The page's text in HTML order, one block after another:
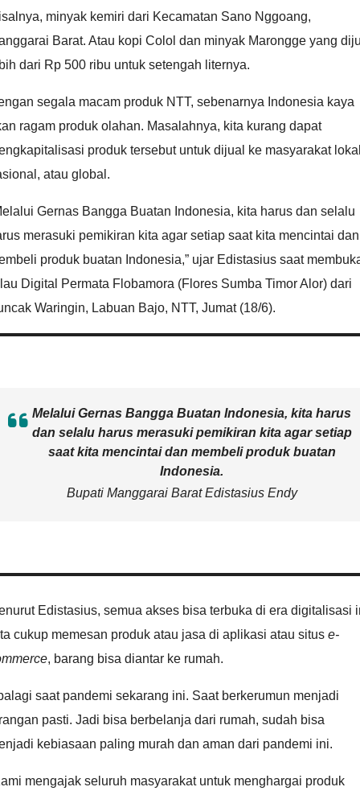
minyak kemiri dari Kecamatan Sano Nggoang,
Barat. Atau kopi Colol dan minyak Marongge yang
dari Rp 500 ribu untuk setengah liternya.
segala macam produk NTT, sebenarnya Indonesia kaya
ragam produk olahan. Masalahnya, kita kurang dapat
produk tersebut untuk dijual ke masyarakat
atau global.
Gernas Bangga Buatan Indonesia, kita harus dan selalu
merasuki pemikiran kita agar setiap saat kita mencintai dan
produk buatan Indonesia,” ujar Edistasius saat
Digital Permata Flobamora (Flores Sumba Timor Alor) dari
Waringin, Labuan Bajo, NTT, Jumat (18/6).
Melalui Gernas Bangga Buatan Indonesia, kita harus
dan selalu harus merasuki pemikiran kita agar setiap
saat kita mencintai dan membeli produk buatan
Indonesia.
Bupati Manggarai Barat Edistasius Endy
Edistasius, semua akses bisa terbuka di era digitalisasi
cukup memesan produk atau jasa di aplikasi atau situs e-
, barang bisa diantar ke rumah.
saat pandemi sekarang ini. Saat berkerumun menjadi
pasti. Jadi bisa berbelanja dari rumah, sudah bisa
kebiasaan paling murah dan aman dari pandemi ini.
mengajak seluruh masyarakat untuk menghargai produk